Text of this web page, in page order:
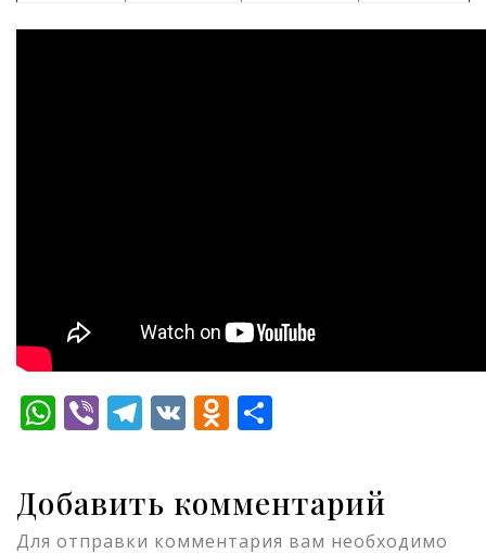
WhatsApp
ViberTelegram
VKOdnoklassniki
Добавить комментарий
Для отправки комментария вам необходимо